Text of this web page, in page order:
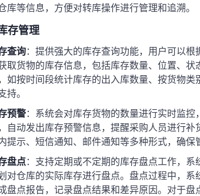
库等信息，方便对转库操作进行管理和追溯。
存管理
查询：提供强大的库存查询功能，用户可以
取货物的库存信息，包括库存数量、位置、
如按时间段统计库存的出入库数量、按货物
持。
预警：系统会对库存货物的数量进行实时监
自动发出库存预警信息，提醒采购人员进行
提示、短信通知、邮件通知等多种形式，确保
盘点：支持定期或不定期的库存盘点工作，
对仓库的实际库存进行盘点。盘点过程中，
盘点报告，记录盘点结果和差异原因。对于盘